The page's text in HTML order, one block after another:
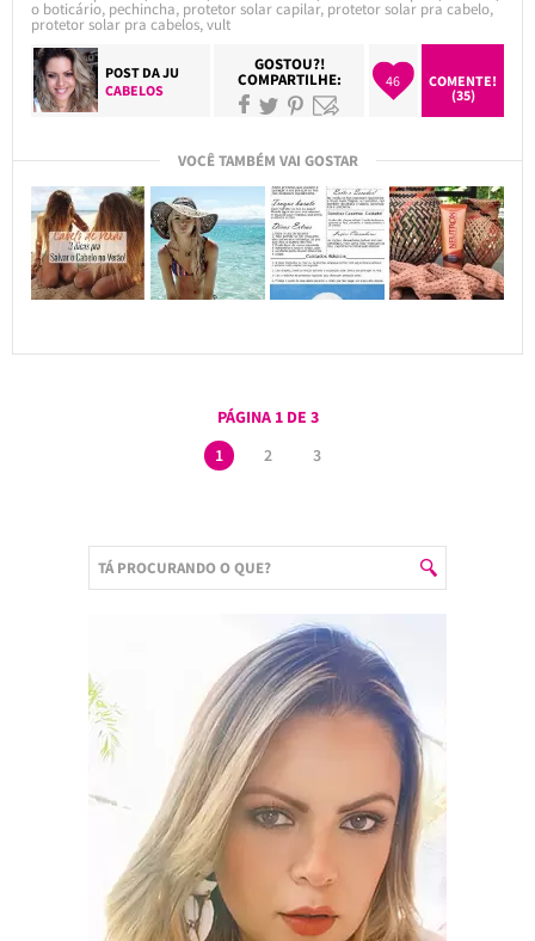
o boticário, pechincha, protetor solar capilar, protetor solar pra cabelo,
protetor solar pra cabelos,vult
POST DAJU
CABELOS
GOSTOU?!
COMPARTILHE: 46
COMENTE!
(35)
VOCÊ TAMBÉM VAI GOSTAR
PÁGINA 1 DE 3
1
2 3